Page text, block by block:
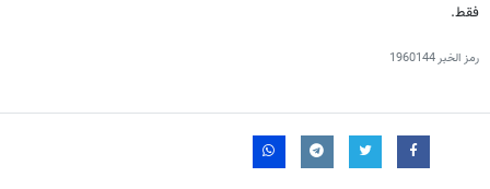
فقط.
رمز الخبر1960144